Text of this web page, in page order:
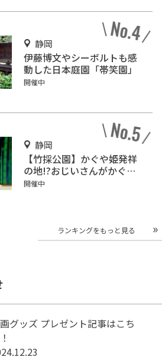
静岡
伊藤博文やシーボルトも感
動した日本庭園「帯笑園」
開催中
静岡
【竹採公園】かぐや姫発祥
の地!?おじいさんがかぐや
姫を見つけた場所を見に行
開催中
ランキングをもっと見る
グッズ プレゼント記事はこち